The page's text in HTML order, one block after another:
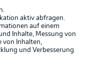
Sie spielen in schwarzen
an.
aktiv abfragen.
auf einem
Inhalte, Messung von
von Inhalten,
und Verbesserung